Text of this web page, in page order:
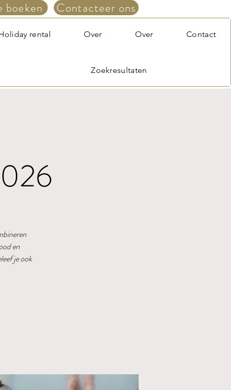
boeken Contacteer ons
rental Over Over Contact
Zoekresultaten
en
je ook